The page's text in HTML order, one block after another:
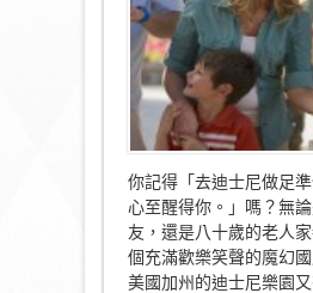
玩
體
中
你記得「去迪士尼做足
心至醒得你。」嗎？無
友，還是八十歲的老人
個充滿歡樂笑聲的魔幻國
美國加州的迪士尼樂園